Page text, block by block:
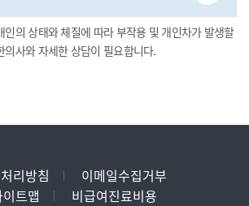
인의 상태와 체질에 따라 부작용 및 개인차가 발생할
의사와 자세한 상담이 필요합니다.
리방침
이메일수집거부
이트맵
비급여진료비용